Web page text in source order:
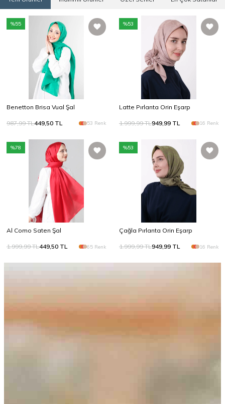
%55
Benetton Brisa Vual Şal
987,99TL449,50 TL 53 Renk
%53
Latte Pırlanta Orin Eşarp
1.999,99TL949,99 TL 16 Renk
%78
Al Como Saten Şal
1.999,99TL449,50 TL 65 Renk
%53
Çağla Pırlanta Orin Eşarp
1.999,99TL949,99 TL 16 Renk